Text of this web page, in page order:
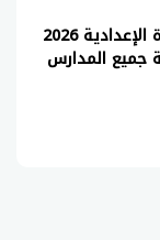
بالاسم فقط.. نتيجة الشهادة الإعدادية 2026
جميع المدارس